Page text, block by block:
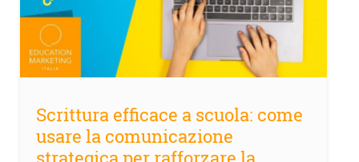
Scrittura efficace a scuola: come
usare la comunicazione